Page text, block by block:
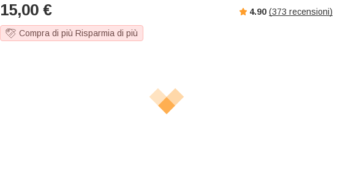
15,00 € 4.90 (373 recensioni)
Compra di più Risparmia di più